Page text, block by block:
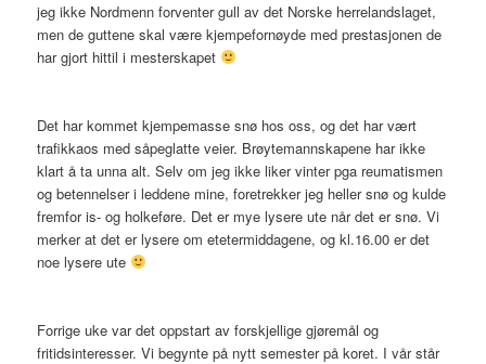
jeg ikke Nordmenn forventer gull av det Norske herrelandslaget,
men de guttene skal være kjempefornøyde med prestasjonen de
har gjort hittil i mesterskapet
Det har kommet kjempemasse snø hos oss, og det har vært
trafikkaos med såpeglatte veier. Brøytemannskapene har ikke
klart å ta unna alt. Selv om jeg ikke liker vinter pga reumatismen
og betennelser i leddene mine, foretrekker jeg heller snø og kulde
fremfor is- og holkeføre. Det er mye lysere ute når det er snø. Vi
merker at det er lysere om etetermiddagene, og kl.16.00 er det
noe lysere ute
Forrige uke var det oppstart av forskjellige gjøremål og
fritidsinteresser. Vi begynte på nytt semester på koret. I vår står